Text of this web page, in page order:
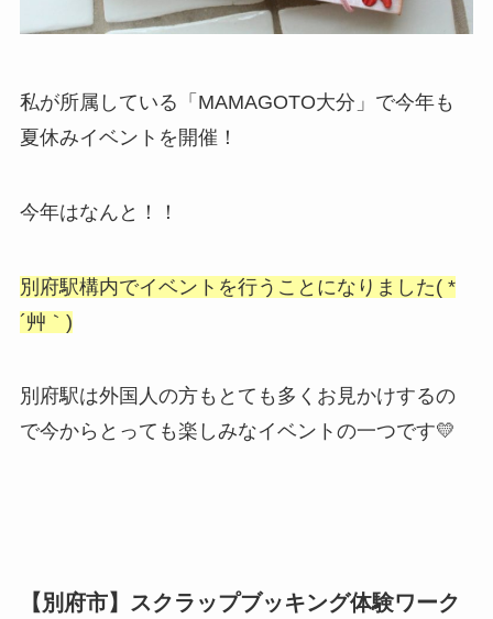
私が所属している「MAMAGOTO大分」で今年も
夏休みイベントを開催！
今年はなんと！！
別府駅構内でイベントを行うことになりました( *
´艸｀)
別府駅は外国人の方もとても多くお見かけするの
で今からとっても楽しみなイベントの一つです💛
【別府市】スクラップブッキング体験ワーク